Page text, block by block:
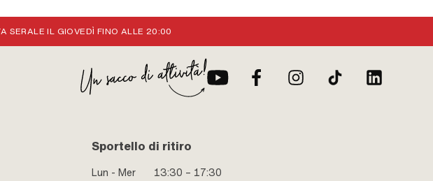
SERALE IL GIOVEDÌ FINO ALLE 20:00
Sportello di ritiro
Lun - Mer
13:30 – 17:30